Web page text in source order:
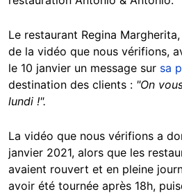
Le restaurant Regina
de la vidéo que nous vérifions,
le 10 janvier un message sur sa
destination des clients : "On
lundi !".
La vidéo que nous vérifions a
janvier 2021, alors que les
avaient rouvert et en pleine
avoir été tournée après 18h,